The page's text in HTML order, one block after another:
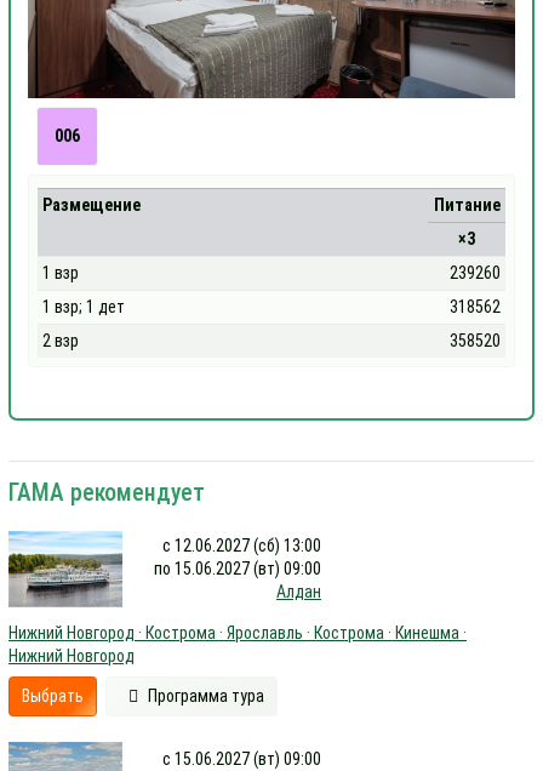
006
Размещение
Питание
×3
1 взр
239260
1 взр; 1 дет
318562
2 взр
358520
ГАМА рекомендует
с 12.06.2027 (сб) 13:00
по 15.06.2027 (вт) 09:00
Алдан
Нижний Новгород · Кострома · Ярославль · Кострома · Кинешма ·
Нижний Новгород
Выбрать Программа тура
с 15.06.2027 (вт) 09:00